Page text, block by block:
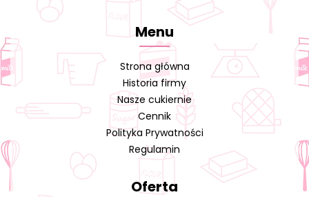
Menu
Strona główna
Historia firmy
Nasze cukiernie
Cennik
Polityka Prywatności
Regulamin
Oferta